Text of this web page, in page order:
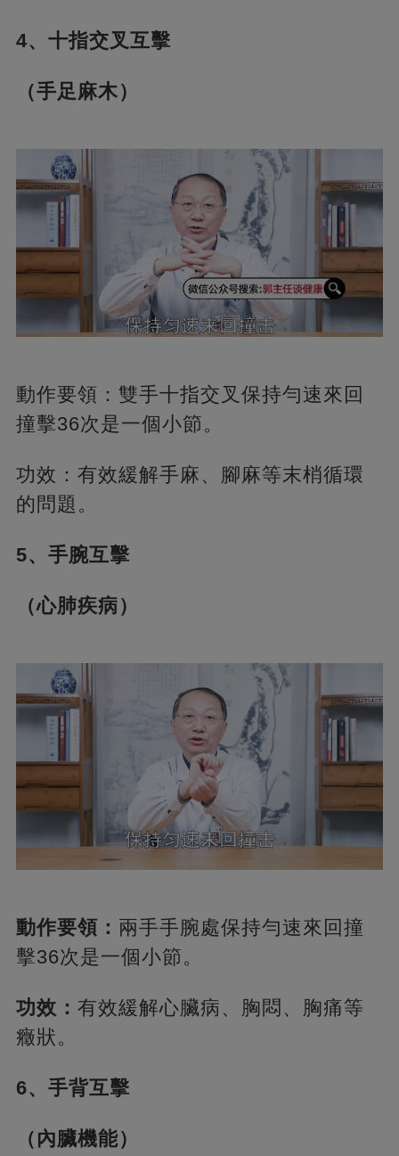
4、十指交叉互擊
（手足麻木）
動作要領：雙手十指交叉保持勻速來回
撞擊36次是一個小節。
功效：有效緩解手麻、腳麻等末梢循環
的問題。
5、手腕互擊
（心肺疾病）
動作要領： 兩手手腕處保持勻速來回撞
擊36次是一個小節。
功效： 有效緩解心臟病、胸悶、胸痛等
癥狀。
6、手背互擊
（內臟機能）